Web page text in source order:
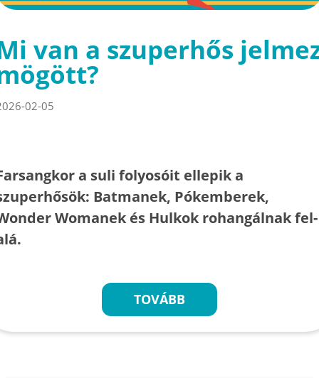
van a szuperhős
02-05
a suli folyosóit ellepik a
Batmanek, Pókemberek,
Womanek és Hulkok rohangálnak fel-
TOVÁBB